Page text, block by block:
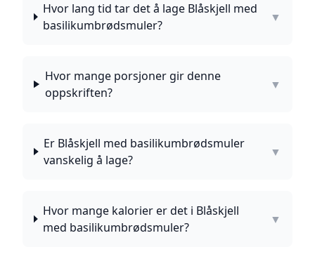
Hvor lang tid tar det å lage Blåskjell med
basilikumbrødsmuler?
▼
Hvor mange porsjoner gir denne
oppskriften?
▼
Er Blåskjell med basilikumbrødsmuler
vanskelig å lage?
▼
Hvor mange kalorier er det i Blåskjell
med basilikumbrødsmuler?
▼